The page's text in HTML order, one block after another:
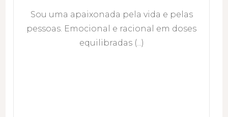
Sou uma apaixonada pela vida e pelas
pessoas. Emocional e racional em doses
equilibradas (...)